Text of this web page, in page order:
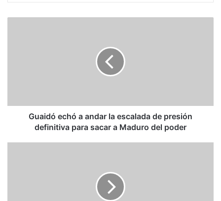
definitiva
Guaidó echó a andar la escalada de presión
definitiva para sacar a Maduro del poder